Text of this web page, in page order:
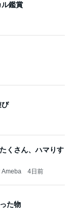
鑑賞
び
くさん、ハマりす
Ameba 4日前
た物